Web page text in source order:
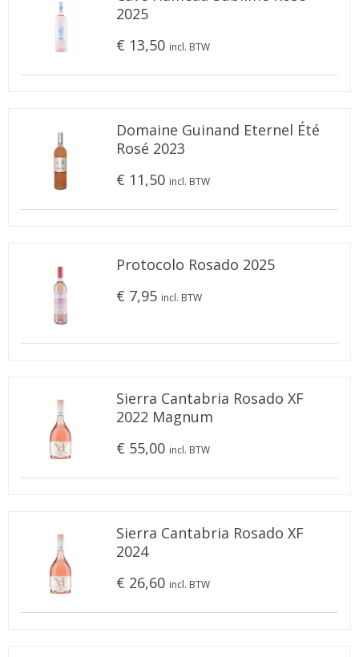
2025
€ 13,50 incl. BTW
Domaine Guinand Eternel Été
Rosé 2023
€ 11,50 incl. BTW
Protocolo Rosado 2025
€ 7,95 incl. BTW
Sierra Cantabria Rosado XF
2022 Magnum
€ 55,00 incl. BTW
Sierra Cantabria Rosado XF
2024
€ 26,60 incl. BTW